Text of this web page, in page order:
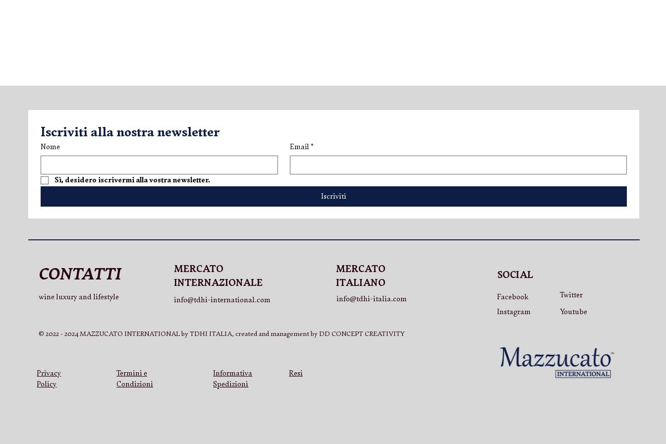
Una scoperta estiva nel
mondo Mazzucato
V.LO Superior: una nuova
espressione di eleganza
M Services: il vino perfetto
per ogni occasione
Iscriviti alla nostra newsletter
Nome Email *
Sì, desidero iscrivermi alla vostra newsletter.
Iscriviti
CONTATTI
wine luxury and lifestyle
MERCATO
INTERNAZIONALE
info@tdhi-international.com
MERCATO
ITALIANO
info@tdhi-italia.com
© 2022 - 2024 MAZZUCATO INTERNATIONAL by TDHI ITALIA, created and management by DD CONCEPT CREATIVITY
Privacy
Policy
Termini e
Condizioni
Informativa
Spedizioni
Resi
SOCIAL
Facebook
Twitter
Instagram
Youtube